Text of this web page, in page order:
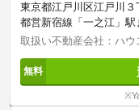
東京都江戸川区江戸川３
都営新宿線「一之江」
取扱い不動産会社：ハ